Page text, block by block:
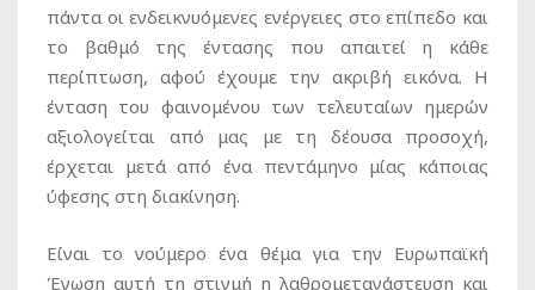
πάντα οι ενδεικνυόμενες ενέργειες στο επίπεδο και
το βαθμό της έντασης που απαιτεί η κάθε
περίπτωση, αφού έχουμε την ακριβή εικόνα. Η
ένταση του φαινομένου των τελευταίων ημερών
αξιολογείται από μας με τη δέουσα προσοχή,
έρχεται μετά από ένα πεντάμηνο μίας κάποιας
ύφεσης στη διακίνηση.
Είναι το νούμερο ένα θέμα για την Ευρωπαϊκή
Ένωση αυτή τη στιγμή η λαθρομετανάστευση και